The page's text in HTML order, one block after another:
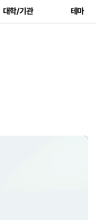
대학/기관 테마